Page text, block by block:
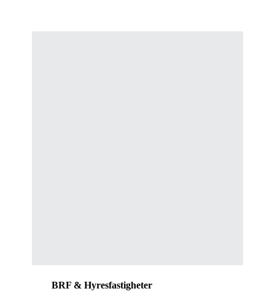
BRF & Hyresfastigheter